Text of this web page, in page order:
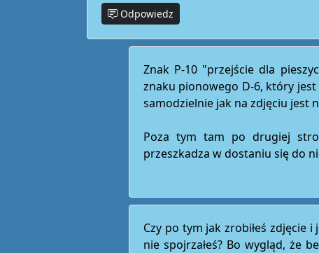
Odpowiedz
Znak P-10 "przejście dla
znaku pionowego D-6, który
samodzielnie jak na zdjęciu jest
Poza tym tam po drugiej
przeszkadza w dostaniu się do
Czy po tym jak zrobiłeś zdjęcie
nie spojrzałeś? Bo wygląd, że